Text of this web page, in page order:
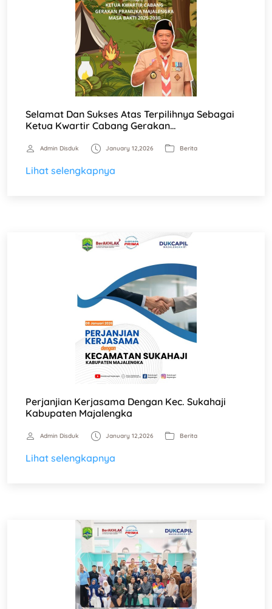
Selamat Dan Sukses Atas Terpilihnya Sebagai
Ketua Kwartir Cabang Gerakan…
Admin Disduk January 12,2026 Berita
Lihat selengkapnya
Perjanjian Kerjasama Dengan Kec. Sukahaji
Kabupaten Majalengka
Admin Disduk January 12,2026 Berita
Lihat selengkapnya